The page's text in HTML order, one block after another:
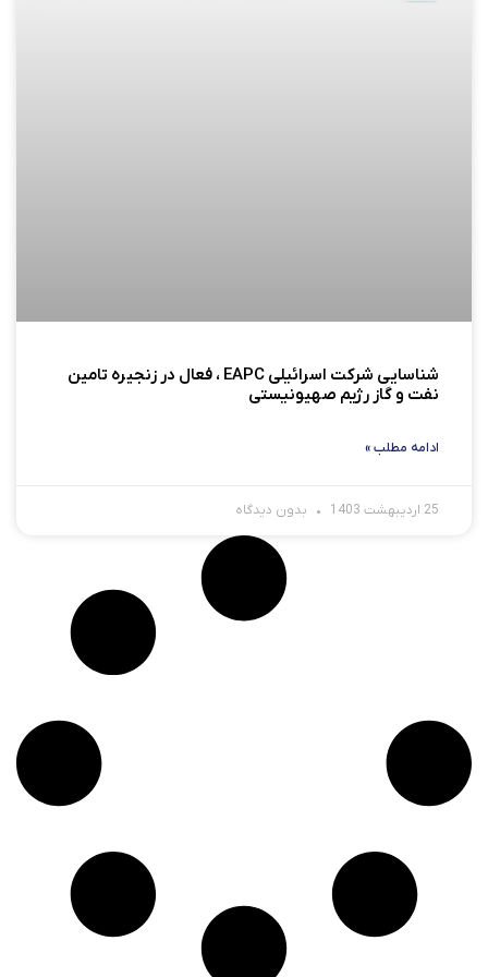
شناسایی شرکت اسرائیلی EAPC ، فعال در زنجیره تامین
نفت و گاز رژیم صهیونیستی
ادامه مطلب »
25 اردیبهشت 1403 بدون دیدگاه